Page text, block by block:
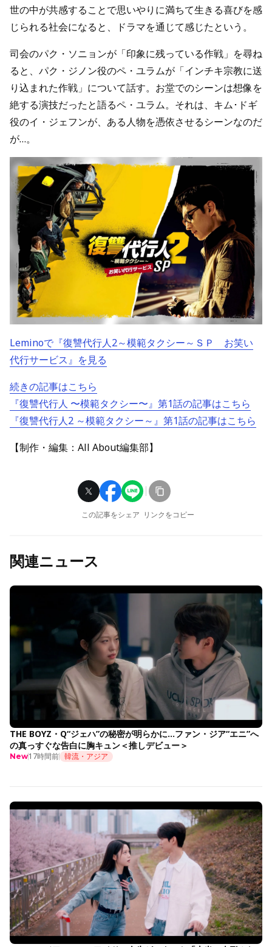
世の中が共感することで思いやりに満ちて生きる喜びを感
じられる社会になると、ドラマを通じて感じたという。
司会のパク・ソニョンが「印象に残っている作戦」を尋ね
ると、パク・ジノン役のペ・ユラムが「インチキ宗教に送
り込まれた作戦」について話す。お堂でのシーンは想像を
絶する演技だったと語るペ・ユラム。それは、キム･ドギ
役のイ・ジェフンが、ある人物を憑依させるシーンなのだ
が…。
Leminoで『復讐代行人2～模範タクシー～ＳＰ お笑い
代行サービス』を見る
続きの記事はこちら
『復讐代行人 〜模範タクシー〜』第1話の記事はこちら
『復讐代行人2 ～模範タクシー～』第1話の記事はこちら
【制作・編集：All About編集部】
この記事をシェア リンクをコピー
関連ニュース
THE BOYZ・Q“ジェハ”の秘密が明らかに…ファン・ジア“エニ”へ
の真っすぐな告白に胸キュン＜推しデビュー＞
New17時間前 韓流・アジア